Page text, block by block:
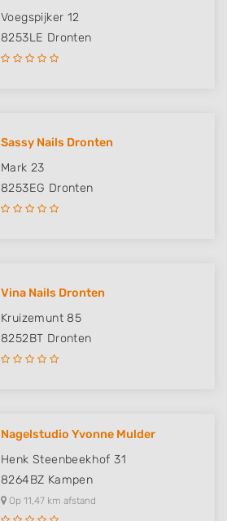
Voegspijker 12
8253LE Dronten
Sassy Nails Dronten
Mark 23
8253EG Dronten
Vina Nails Dronten
Kruizemunt 85
8252BT Dronten
Nagelstudio Yvonne Mulder
Henk Steenbeekhof 31
8264BZ Kampen
Op 11,47 km afstand